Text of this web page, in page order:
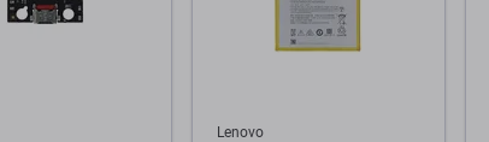
Lenovo